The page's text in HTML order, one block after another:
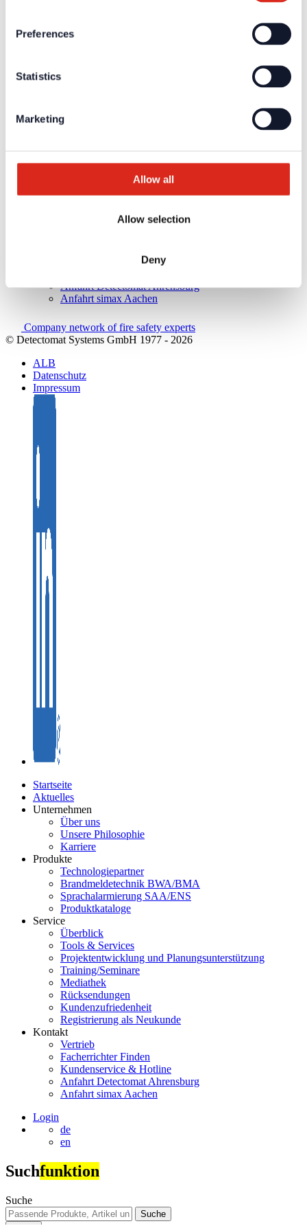
Preferences
Statistics
Marketing
Allow all
Allow selection
Deny
Unsere Philosophie
Technologiepartner
Service
Projektentwicklung und Planungsunterstützung
Training/Seminare
Rücksendungen
Registrierung als Neukunde
Facherrichter Finden
Anfahrt Detectomat Ahrensburg
Anfahrt simax Aachen
Company network of fire safety experts
© Detectomat Systems GmbH 1977 - 2026
ALB
Datenschutz
Impressum
Startseite
Aktuelles
Unternehmen
Über uns
Unsere Philosophie
Karriere
Produkte
Technologiepartner
Brandmeldetechnik BWA/BMA
Sprachalarmierung SAA/ENS
Produktkataloge
Service
Überblick
Tools & Services
Projektentwicklung und Planungsunterstützung
Training/Seminare
Mediathek
Rücksendungen
Kundenzufriedenheit
Registrierung als Neukunde
Kontakt
Vertrieb
Facherrichter Finden
Kundenservice & Hotline
Anfahrt Detectomat Ahrensburg
Anfahrt simax Aachen
Login
de
en
Suchfunktion
Suche
Suche